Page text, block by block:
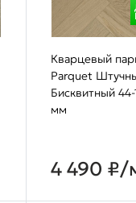
Кварцевый
Parquet
Бисквитный
мм
4 490 ₽/